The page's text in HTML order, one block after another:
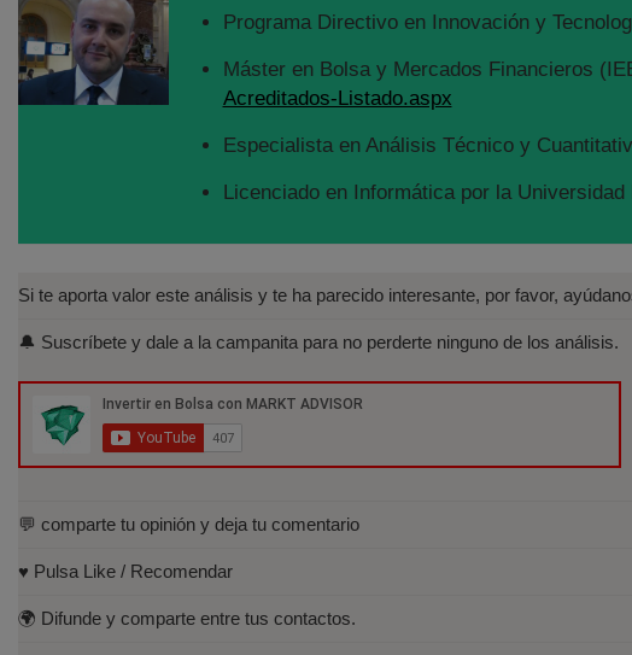
Programa Directivo en Innovación y
Máster en Bolsa y Mercados Financieros
Acreditados-Listado.aspx
Especialista en Análisis Técnico y
Licenciado en Informática por la
Si te aporta valor este análisis y te ha parecido interesante, por favor,
🔔 Suscríbete y dale a la campanita para no perderte ninguno de los análisis.
💬 comparte tu opinión y deja tu comentario
♥️ Pulsa Like / Recomendar
🌍 Difunde y comparte entre tus contactos.